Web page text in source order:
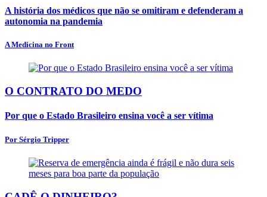
A história dos médicos que não se omitiram e defenderam a
autonomia na pandemia
A Medicina no Front
O CONTRATO DO MEDO
Por que o Estado Brasileiro ensina você a ser vítima
Por Sérgio Tripper